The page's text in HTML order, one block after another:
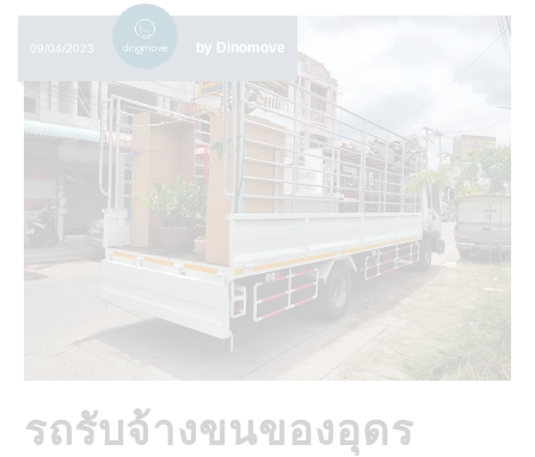
09/04/2023 by Dinomove
รถรับจ้างขนของอุดร